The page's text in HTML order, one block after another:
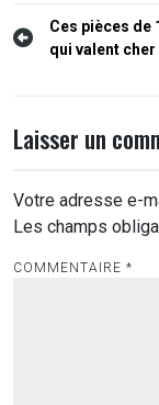
Navigation
Ces pièces de
qui valent cher
Laisser un
Votre adresse e-
Les champs
COMMENTAIRE *